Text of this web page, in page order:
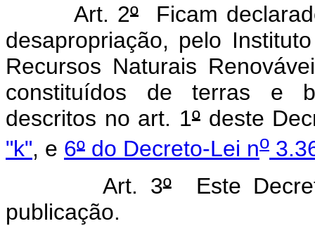
Art. 2º Ficam
desapropriação, pelo
Recursos Naturais
constituídos de terras e
descritos no art. 1ºdeste
"k", e 6º do Decreto-Lei no
Art. 3ºEste
publicação.